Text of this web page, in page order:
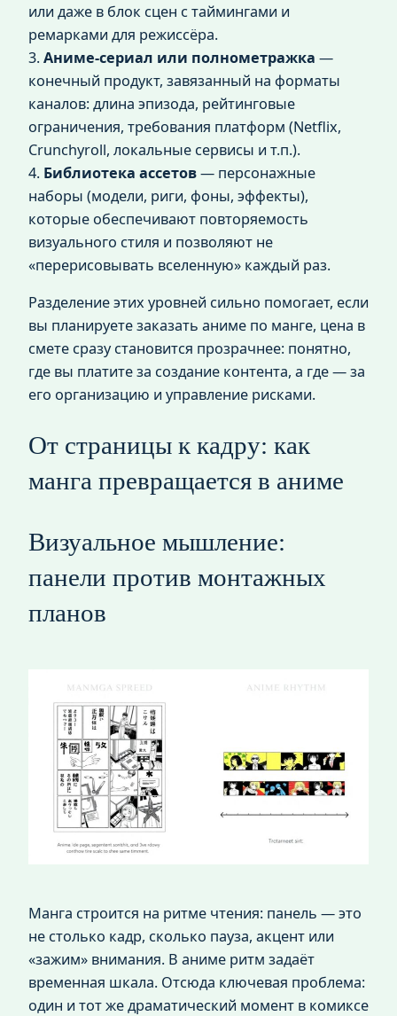
или даже в блок сцен с таймингами и
ремарками для режиссёра.
3. Аниме‑сериал или полнометражка —
конечный продукт, завязанный на форматы
каналов: длина эпизода, рейтинговые
ограничения, требования платформ (Netflix,
Crunchyroll, локальные сервисы и т.п.).
4. Библиотека ассетов— персонажные
наборы (модели, риги, фоны, эффекты),
которые обеспечивают повторяемость
визуального стиля и позволяют не
«перерисовывать вселенную» каждый раз.
Разделение этих уровней сильно помогает, если
вы планируете заказать аниме по манге, цена в
смете сразу становится прозрачнее: понятно,
где вы платите за создание контента, а где — за
его организацию и управление рисками.
От страницы к кадру: как
манга превращается в аниме
Визуальное мышление:
панели против монтажных
планов
Манга строится на ритме чтения: панель — это
не столько кадр, сколько пауза, акцент или
«зажим» внимания. В аниме ритм задаёт
временная шкала. Отсюда ключевая проблема:
один и тот же драматический момент в комиксе